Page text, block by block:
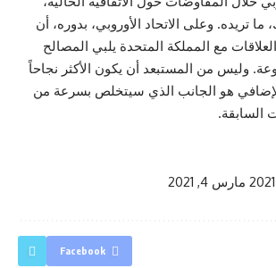
تريده. وعلى الاتحاد الأوروبي، بدوره، أن
مع المملكة المتحدة يلبي المصالح
وليس من المستبعد أن يكون الأكثر نجاحاً
الإضافي هو الجانب الذي سيتخلص بسرعة من
السابقة.
مارس 4, 2021
Facebook